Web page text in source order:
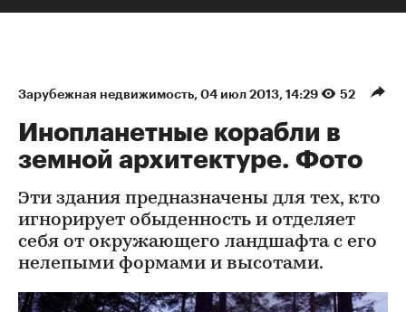
Зарубежная недвижимость⁠, 04 июл 2013, 14:29 52
Инопланетные корабли в
земной архитектуре. Фото
Эти здания предназначены для тех, кто
игнорирует обыденность и отделяет
себя от окружающего ландшафта с его
нелепыми формами и высотами.